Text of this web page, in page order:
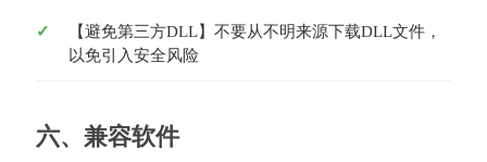
【避免第三方DLL】不要从不明来源下载DLL文件，
以免引入安全风险
六、兼容软件